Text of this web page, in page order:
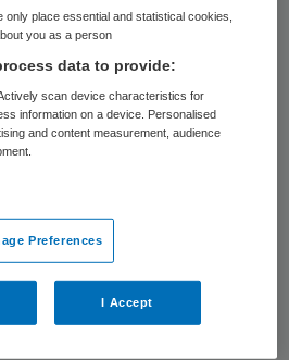
akkoord
problemen op de
redenen dat de
onder druk staat. Dit
landelijk akkoord voor
een duurzame,
en betaalbare
place essential and statistical cookies,
you as a person
data to provide:
scan device characteristics for
information on a device. Personalised
and content measurement, audience
Preferences
I Accept